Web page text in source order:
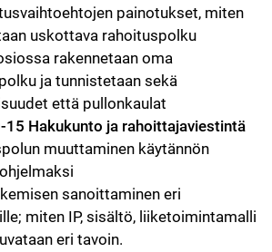
painotukset, miten
uskottava rahoituspolku
rakennetaan oma
ja tunnistetaan sekä
että pullonkaulat
15 Hakukunto ja rahoittajaviestintä
muuttaminen käytännön
sanoittaminen eri
miten IP, sisältö, liiketoimintamalli
eri tavoin.